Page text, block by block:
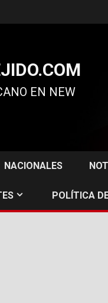
EN NEW
NACIONALES
POLÍTICA